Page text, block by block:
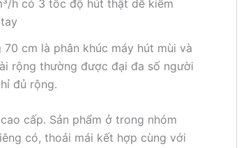
h có 3 tốc độ hút thật dễ kiểm
cm là phân khúc máy hút mùi và
rộng thường được đại đa số người
đủ rộng.
cấp. Sản phẩm ở trong nhóm
có, thoải mái kết hợp cùng với